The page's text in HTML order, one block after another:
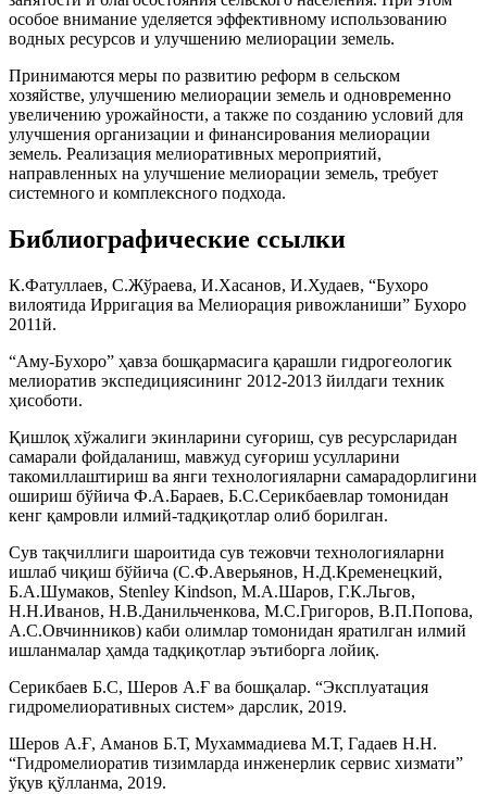
особое внимание уделяется эффективному использованию
водных ресурсов и улучшению мелиорации земель.
Принимаются меры по развитию реформ в сельском
хозяйстве, улучшению мелиорации земель и одновременно
увеличению урожайности, а также по созданию условий для
улучшения организации и финансирования мелиорации
земель. Реализация мелиоративных мероприятий,
направленных на улучшение мелиорации земель, требует
системного и комплексного подхода.
Библиографические ссылки
К.Фатуллаев, С.Жўраева, И.Хасанов, И.Худаев, “Бухоро
вилоятида Ирригация ва Мелиорация ривожланиши” Бухоро
2011й.
“Аму-Бухоро” ҳавза бошқармасига қарашли гидрогеологик
мелиоратив экспедициясининг 2012-2013 йилдаги техник
ҳисоботи.
Қишлоқ хўжалиги экинларини суғориш, сув ресурсларидан
самарали фойдаланиш, мавжуд суғориш усулларини
такомиллаштириш ва янги технологияларни самарадорлигини
ошириш бўйича Ф.А.Бараев, Б.С.Серикбаевлар томонидан
кенг қамровли илмий-тадқиқотлар олиб борилган.
Сув тақчиллиги шароитида сув тежовчи технологияларни
ишлаб чиқиш бўйича (С.Ф.Аверьянов, Н.Д.Кременецкий,
Б.А.Шумаков, Stenley Kindson, М.А.Шаров, Г.К.Льгов,
Н.Н.Иванов, Н.В.Данильченкова, М.С.Григоров, В.П.Попова,
А.С.Овчинников) каби олимлар томонидан яратилган илмий
ишланмалар ҳамда тадқиқотлар эътиборга лойиқ.
Серикбаев Б.С, Шеров А.Ғ ва бошқалар. “Эксплуатация
гидромелиоративных систем» дарслик, 2019.
Шеров А.Ғ, Аманов Б.Т, Мухаммадиева М.Т, Гадаев Н.Н.
“Гидромелиоратив тизимларда инженерлик сервис хизмати”
ўқув қўлланма, 2019.